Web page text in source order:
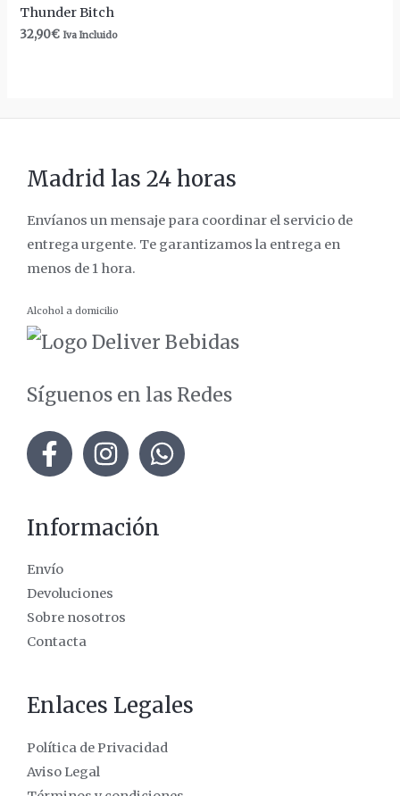
Thunder Bitch
32,90€ Iva Incluido
Madrid las 24 horas
Envíanos un mensaje para coordinar el servicio de
entrega urgente. Te garantizamos la entrega en
menos de 1 hora.
Alcohol a domicilio
Síguenos en las Redes
Información
Envío
Devoluciones
Sobre nosotros
Contacta
Enlaces Legales
Política de Privacidad
Aviso Legal